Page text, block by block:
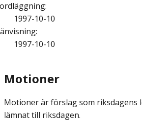
:
1997-10-10
:
1997-10-10
Motioner
Motioner är förslag som riksdagens
lämnat till riksdagen.